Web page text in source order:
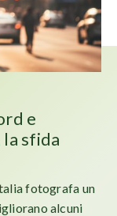
e
sfida
fotografa un
alcuni